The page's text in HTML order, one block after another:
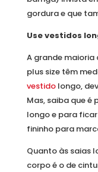
gordura e que
Use vestidos
A grande maioria
plus size têm
vestidolongo,
Mas, saiba que é
longo e para
fininho para
Quanto às saias
corpo é o de